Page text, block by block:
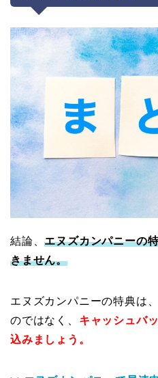
結論、エヌズカンパニーの
きません。
エヌズカンパニーの特典は
のではなく、 キャッシュバ
込みましょう。